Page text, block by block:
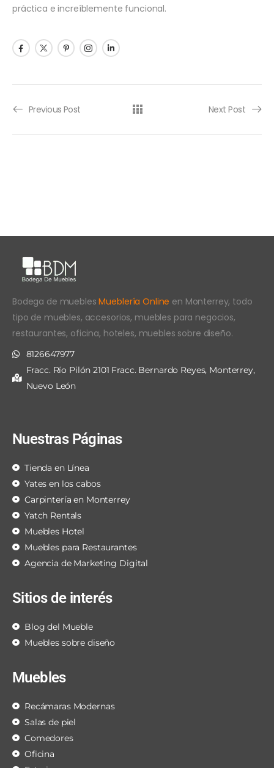
práctica e increíblemente funcional.
Previous Post Next Post
Bodega de mueblesMueblería Online en Monterrey, todo
tipo de muebles, accesorios, muebles para negocios,
restaurantes, oficina, hoteles, muebles sobre diseño.
8126647977
Fracc. Río Pilón 2101 Fracc. Bernardo Reyes, Monterrey,
Nuevo León
Nuestras Páginas
Tienda en Línea
Yates en los cabos
Carpintería en Monterrey
Yatch Rentals
Muebles Hotel
Muebles para Restaurantes
Agencia de Marketing Digital
Sitios de interés
Blog del Mueble
Muebles sobre diseño
Muebles
Recámaras Modernas
Salas de piel
Comedores
Oficina